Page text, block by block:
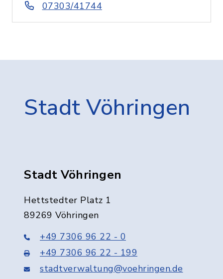
07303/41744
Stadt Vöhringen
Stadt Vöhringen
Hettstedter Platz 1
89269 Vöhringen
+49 7306 96 22 - 0
+49 7306 96 22 - 199
stadtverwaltung@voehringen.de